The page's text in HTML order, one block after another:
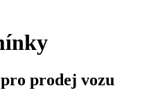
prodej vozu